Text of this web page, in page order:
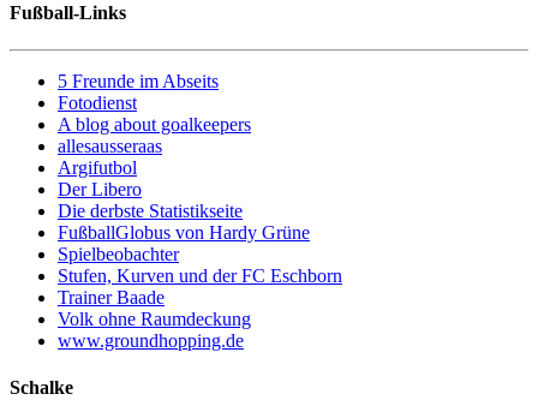
Fußball-Links
5 Freunde im Abseits
Fotodienst
A blog about goalkeepers
allesausseraas
Argifutbol
Der Libero
Die derbste Statistikseite
FußballGlobus von Hardy Grüne
Spielbeobachter
Stufen, Kurven und der FC Eschborn
Trainer Baade
Volk ohne Raumdeckung
www.groundhopping.de
Schalke